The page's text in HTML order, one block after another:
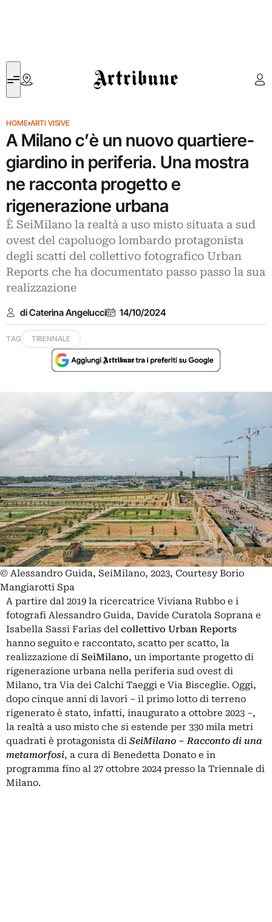
Artribune
HOME›ARTI VISIVE
A Milano c’è un nuovo quartiere-
giardino in periferia. Una mostra
ne racconta progetto e
rigenerazione urbana
È SeiMilano la realtà a uso misto situata a sud
ovest del capoluogo lombardo protagonista
degli scatti del collettivo fotografico Urban
Reports che ha documentato passo passo la sua
realizzazione
di Caterina Angelucci 14/10/2024
TAG TRIENNALE
© Alessandro Guida, SeiMilano, 2023, Courtesy Borio
Mangiarotti Spa
A partire dal 2019 la ricercatrice Viviana Rubbo e i
fotografi Alessandro Guida, Davide Curatola Soprana e
Isabella Sassi Farìas del collettivo Urban Reports
hanno seguito e raccontato, scatto per scatto, la
realizzazione di SeiMilano, un importante progetto di
rigenerazione urbana nella periferia sud ovest di
Milano, tra Via dei Calchi Taeggi e Via Bisceglie. Oggi,
dopo cinque anni di lavori – il primo lotto di terreno
rigenerato è stato, infatti, inaugurato a ottobre 2023 –,
la realtà a uso misto che si estende per 330 mila metri
quadrati è protagonista diSeiMilano – Racconto di una
metamorfosi, a cura di Benedetta Donato e in
programma fino al 27 ottobre 2024 presso la Triennale di
Milano.